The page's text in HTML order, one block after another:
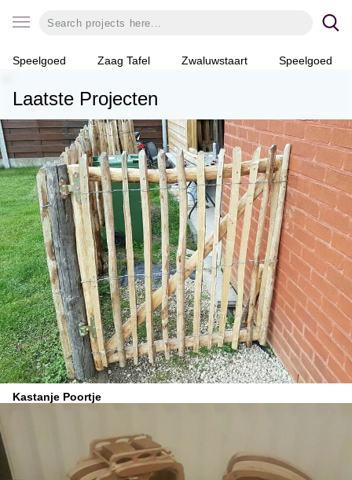
Speelgoed Zaag Tafel Zwaluwstaart Speelgoed
Laatste Projecten
Kastanje Poortje